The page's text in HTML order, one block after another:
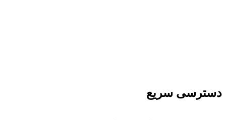
دسترسی سریع